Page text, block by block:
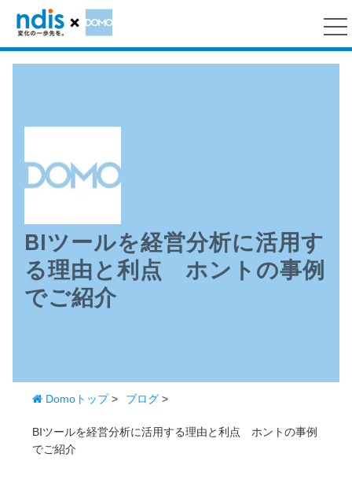
BIツールを経営分析に活用す
る理由と利点 ホントの事例
でご紹介
Domoトップ> ブログ >
BIツールを経営分析に活用する理由と利点 ホントの事例
でご紹介